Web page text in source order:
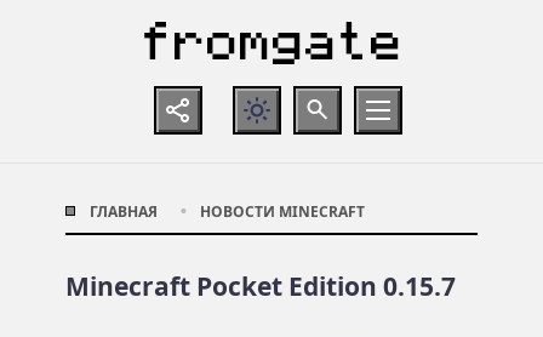
ГЛАВНАЯ НОВОСТИ MINECRAFT
Minecraft Pocket Edition 0.15.7